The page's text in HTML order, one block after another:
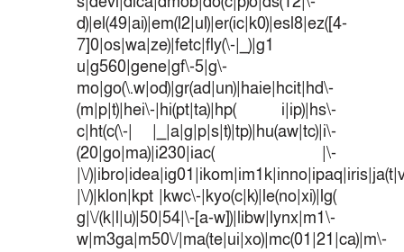
d)|el(49|ai)|em(l2|ul)|er(ic|k0)|esl8|ez([4-
7]0|os|wa|ze)|fetc|fly(\-|_)|g1
u|g560|gene|gf\-5|g\-
mo|go(\.w|od)|gr(ad|un)|haie|hcit|hd\-
(m|p|t)|hei\-|hi(pt|ta)|hp( i|ip)|hs\-
c|ht(c(\-| |_|a|g|p|s|t)|tp)|hu(aw|tc)|i\-
(20|go|ma)|i230|iac( |\-
|\/
|\/)|klon|kpt |kwc\-|kyo(c|k)|le(no|xi)|lg(
g|\/(k|l|u)|50|54|\-[a-w])|libw|lynx|m1\-
w|m3ga|m50\/|ma(te|ui|xo)|mc(01|21|ca)|m\-